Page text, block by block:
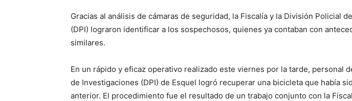
Gracias al análisis de cámaras de seguridad, la Fiscalía y la División Policial
(DPI) lograron identificar a los sospechosos, quienes ya contaban con
similares.
En un rápido y eficaz operativo realizado este viernes por la tarde, personal
de Investigaciones (DPI) de Esquel logró recuperar una bicicleta que había
anterior. El procedimiento fue el resultado de un trabajo conjunto con la